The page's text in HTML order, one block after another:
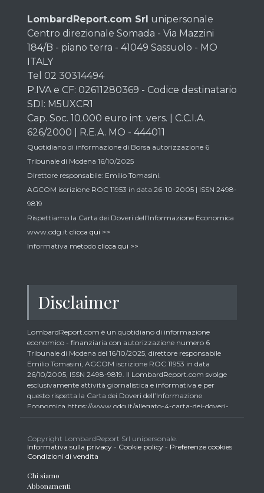
LombardReport.com Srl unipersonale
Centro direzionale Somada - Via Mazzini
184/B - piano terra - 41049 Sassuolo - MO
ITALY
Tel 02 30314494
P.IVA e CF: 02611280369 - Codice destinatario
SDI: M5UXCR1
Cap. Soc. 10.000 euro int. vers. | C.C.I.A.
626/2000 | R.E.A. MO - 444011
Quotidiano di informazione di Borsa autorizzazione 6
Tribunale di Modena 16/10/2025
Direttore responsabile: Emilio Tomasini.
AGCOM iscrizione ROC 11953 in data 26-10-2005 | ISSN 2498-
9819
Rispettiamo la Carta dei Doveri dell’Informazione Economica
www.odg.it clicca qui >>
Informativa metodo clicca qui >>
Disclaimer
LombardReport.com è un quotidiano di informazione
economico - finanziaria con autorizzazione numero 6
Tribunale di Modena del 16/10/2025, direttore responsabile
Emilio Tomasini, AGCOM iscrizione ROC 11953 in data
26/10/2005, ISSN 2498-9819. Il LombardReport.com svolge
esclusivamente attività giornalistica e informativa e per
questo rispetta la Carta dei Doveri dell’Informazione
Economica https://www.odg.it/allegato-4-carta-dei-doveri-
essere consapevoli che i collaboratori di LombardReport.com
iscritti all’Ordine dei Giornalisti non possono detenere i titoli
oggetto dei loro articoli mentre i collaboratori non giornalisti
trader retail e comunque inferiori allo 0,5% del capitale, gli
strumenti finanziari oggetto dei loro articoli creando così un
Copyright LombardReport Srl unipersonale.
Informativa sulla privacy - Cookie policy - Preferenze cookies
Condizioni di vendita
Chi siamo
Abbonamenti